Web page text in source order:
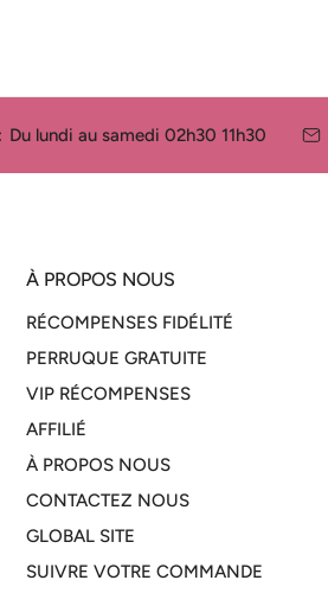
Du lundi au samedi 02h30 11h30
À PROPOS NOUS
RÉCOMPENSES FIDÉLITÉ
PERRUQUE GRATUITE
VIP RÉCOMPENSES
AFFILIÉ
À PROPOS NOUS
CONTACTEZ NOUS
GLOBAL SITE
SUIVRE VOTRE COMMANDE